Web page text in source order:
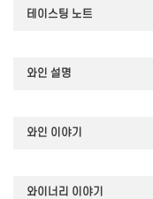
테이스팅 노트
와인 설명
와인 이야기
와이너리 이야기